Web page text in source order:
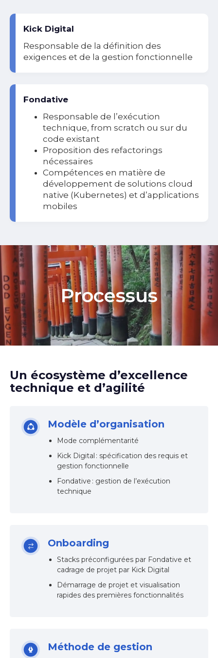
Kick Digital
Responsable de la définition des
exigences et de la gestion fonctionnelle
Fondative
Responsable de l’exécution
technique, from scratch ou sur du
code existant
Proposition des refactorings
nécessaires
Compétences en matière de
développement de solutions cloud
native (Kubernetes) et d’applications
mobiles
Processus
Un écosystème d’excellence
technique et d’agilité
Modèle d’organisation
Mode complémentarité
Kick Digital : spécification des requis et
gestion fonctionnelle
Fondative : gestion de l’exécution
technique
Onboarding
Stacks préconfigurées par Fondative et
cadrage de projet par Kick Digital
Démarrage de projet et visualisation
rapides des premières fonctionnalités
Méthode de gestion